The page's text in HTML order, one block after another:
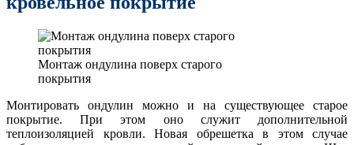
Монтаж ондулина поверх старого
покрытия
Монтировать ондулин можно и на существующее старое
покрытие. При этом оно служит дополнительной
теплоизоляцией кровли. Новая обрешетка в этом случае